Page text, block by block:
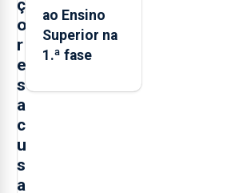
ç
o
r
e
s
a
c
u
s
a
ao Ensino
Superior na
1.ª fase